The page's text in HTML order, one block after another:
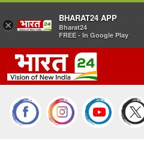
×
BHARAT24 APP
Bharat24
FREE - In Google Play